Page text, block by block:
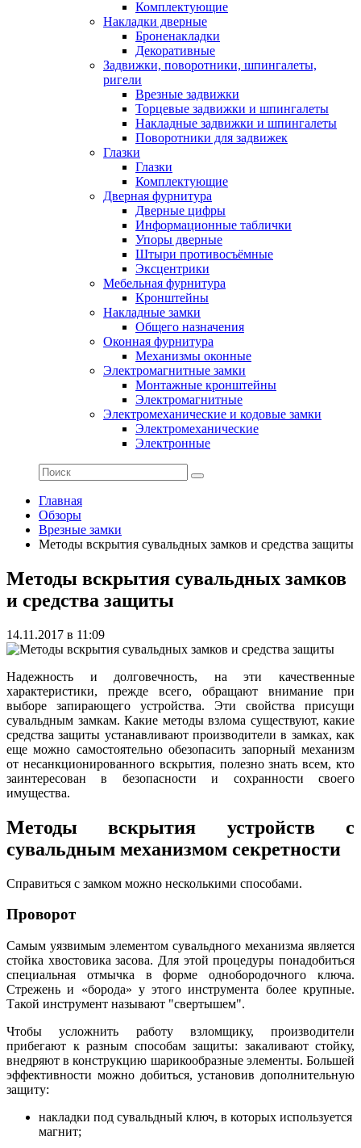
Комплектующие
Накладки дверные
Броненакладки
Декоративные
Задвижки, поворотники, шпингалеты,
ригели
Врезные задвижки
Торцевые задвижки и шпингалеты
Накладные задвижки и шпингалеты
Поворотники для задвижек
Глазки
Глазки
Комплектующие
Дверная фурнитура
Дверные цифры
Информационные таблички
Упоры дверные
Штыри противосъёмные
Эксцентрики
Мебельная фурнитура
Кронштейны
Накладные замки
Общего назначения
Оконная фурнитура
Механизмы оконные
Электромагнитные замки
Монтажные кронштейны
Электромагнитные
Электромеханические и кодовые замки
Электромеханические
Электронные
Главная
Обзоры
Врезные замки
Методы вскрытия сувальдных замков и средства защиты
Методы вскрытия сувальдных замков
и средства защиты
14.11.2017 в 11:09
Надежность и долговечность, на эти качественные
характеристики, прежде всего, обращают внимание при
выборе запирающего устройства. Эти свойства присущи
сувальдным замкам. Какие методы взлома существуют, какие
средства защиты устанавливают производители в замках, как
еще можно самостоятельно обезопасить запорный механизм
от несанкционированного вскрытия, полезно знать всем, кто
заинтересован в безопасности и сохранности своего
имущества.
Методы вскрытия устройств с
сувальдным механизмом секретности
Справиться с замком можно несколькими способами.
Проворот
Самым уязвимым элементом сувальдного механизма является
стойка хвостовика засова. Для этой процедуры понадобиться
специальная отмычка в форме однобородочного ключа.
Стрежень и «борода» у этого инструмента более крупные.
Такой инструмент называют "свертышем".
Чтобы усложнить работу взломщику, производители
прибегают к разным способам защиты: закаливают стойку,
внедряют в конструкцию шарикообразные элементы. Большей
эффективности можно добиться, установив дополнительную
защиту:
накладки под сувальдный ключ, в которых используется
магнит;